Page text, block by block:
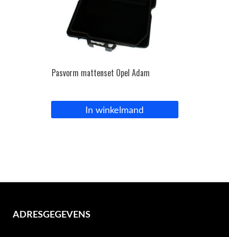
Pasvorm mattenset Opel Adam
In winkelmand
ADRESGEGEVENS